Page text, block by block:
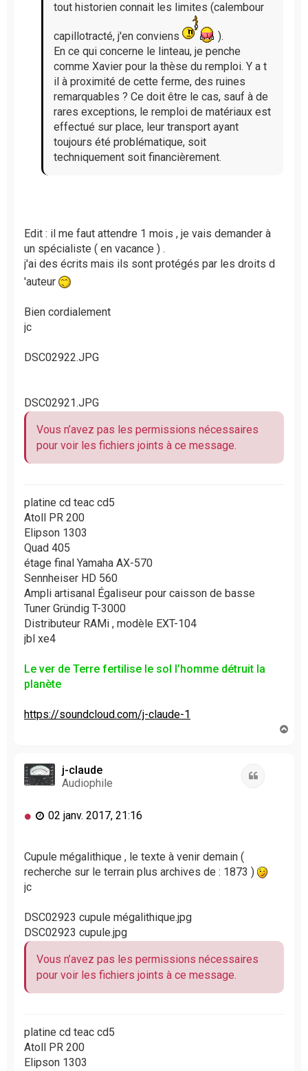
tout historien connait les limites (calembour
capillotracté, j'en conviens
).
En ce qui concerne le linteau, je penche
comme Xavier pour la thèse du remploi. Y a t
il à proximité de cette ferme, des ruines
remarquables ? Ce doit être le cas, sauf à de
rares exceptions, le remploi de matériaux est
effectué sur place, leur transport ayant
toujours été problématique, soit
techniquement soit financièrement.
Edit : il me faut attendre 1 mois , je vais demander à
un spécialiste ( en vacance ) .
j'ai des écrits mais ils sont protégés par les droits d
'auteur
Bien cordialement
jc
DSC02922.JPG
DSC02921.JPG
Vous n’avez pas les permissions nécessaires
pour voir les fichiers joints à ce message.
platine cd teac cd5
Atoll PR 200
Elipson 1303
Quad 405
étage final Yamaha AX-570
Sennheiser HD 560
Ampli artisanal Égaliseur pour caisson de basse
Tuner Gründig T-3000
Distributeur RAMi , modèle EXT-104
jbl xe4
Le ver de Terre fertilise le sol l’homme détruit la
planète
https://soundcloud.com/j-claude-1
j-claude
Audiophile
M
s
a
g
o
n
l
u
02 janv. 2017, 21:16
Cupule mégalithique , le texte à venir demain (
recherche sur le terrain plus archives de : 1873 )
jc
DSC02923 cupule mégalithique.jpg
DSC02923 cupule.jpg
Vous n’avez pas les permissions nécessaires
pour voir les fichiers joints à ce message.
platine cd teac cd5
Atoll PR 200
Elipson 1303